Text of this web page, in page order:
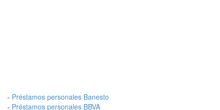
- Préstamos personales Banesto
- Préstamos personales BBVA